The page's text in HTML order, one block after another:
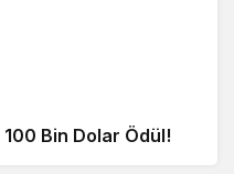
100 Bin Dolar Ödül!